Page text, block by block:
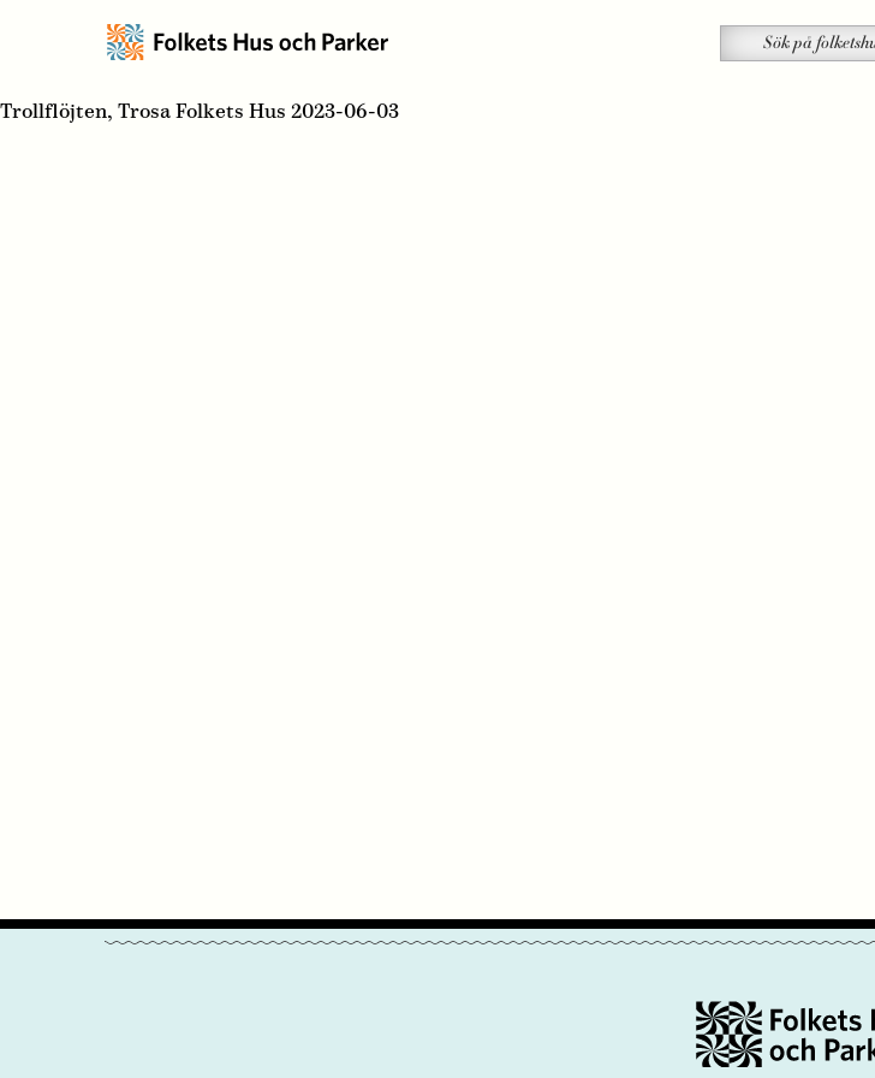
på
Sök
Trollflöjten, Trosa Folkets Hus 2023-06-03